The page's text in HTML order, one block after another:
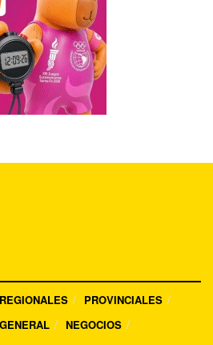
REGIONALES
PROVINCIALES
NEGOCIOS